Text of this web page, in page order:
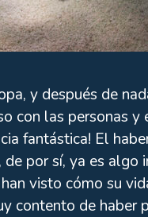
y después de
con las personas y
fantástica! El
por sí, ya es algo
visto cómo su
contento de haber